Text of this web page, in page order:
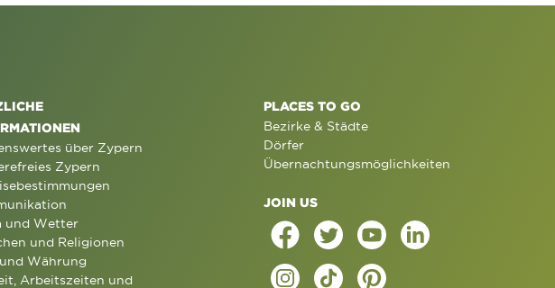
über Zypern
Zypern
und Wetter
und Religionen
Währung
Arbeitszeiten und
PLACES TO GO
Bezirke & Städte
Dörfer
Übernachtungsmöglichkeiten
JOIN US